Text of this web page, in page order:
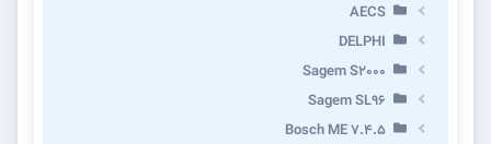
AECS
DELPHI
Sagem S2000
Sagem SL96
Bosch ME 7.4.5